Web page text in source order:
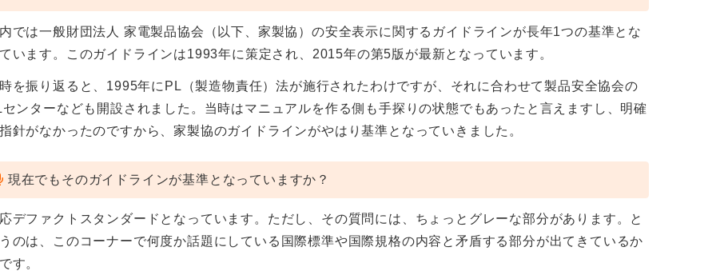
では一般財団法人 家電製品協会（以下、家製協）の安全表示に関するガイドラインが長年1つの基準とな
います。このガイドラインは1993年に策定され、2015年の第5版が最新となっています。
を振り返ると、1995年にPL（製造物責任）法が施行されたわけですが、それに合わせて製品安全協会の
センターなども開設されました。当時はマニュアルを作る側も手探りの状態でもあったと言えますし、明確
針がなかったのですから、家製協のガイドラインがやはり基準となっていきました。
現在でもそのガイドラインが基準となっていますか？
デファクトスタンダードとなっています。ただし、その質問には、ちょっとグレーな部分があります。と
のは、このコーナーで何度か話題にしている国際標準や国際規格の内容と矛盾する部分が出てきているか
す。